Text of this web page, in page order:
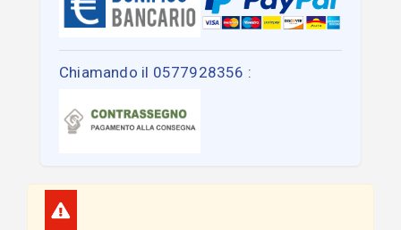
Chiamando il 0577928356 :